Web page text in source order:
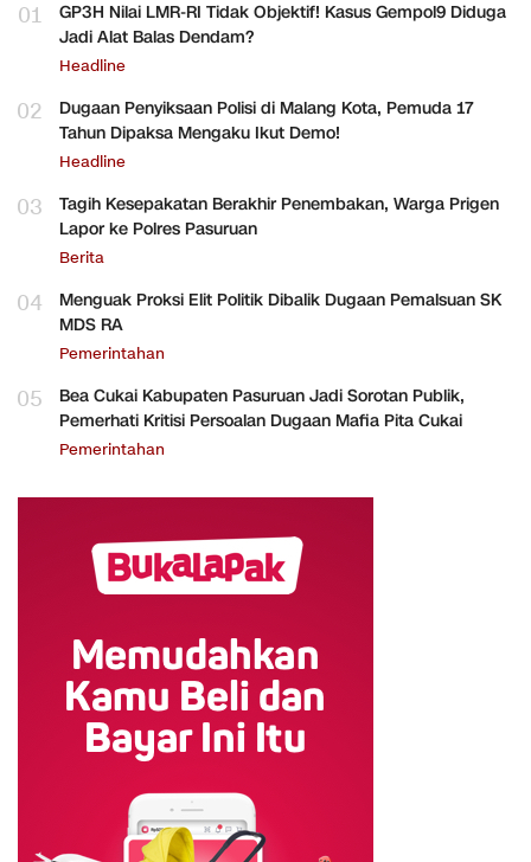
01
GP3H Nilai LMR-RI Tidak Objektif! Kasus Gempol9 Diduga
Jadi Alat Balas Dendam?
Headline
02
Dugaan Penyiksaan Polisi di Malang Kota, Pemuda 17
Tahun Dipaksa Mengaku Ikut Demo!
Headline
03
Tagih Kesepakatan Berakhir Penembakan, Warga Prigen
Lapor ke Polres Pasuruan
Berita
04
Menguak Proksi Elit Politik Dibalik Dugaan Pemalsuan SK
MDS RA
Pemerintahan
05
Bea Cukai Kabupaten Pasuruan Jadi Sorotan Publik,
Pemerhati Kritisi Persoalan Dugaan Mafia Pita Cukai
Pemerintahan